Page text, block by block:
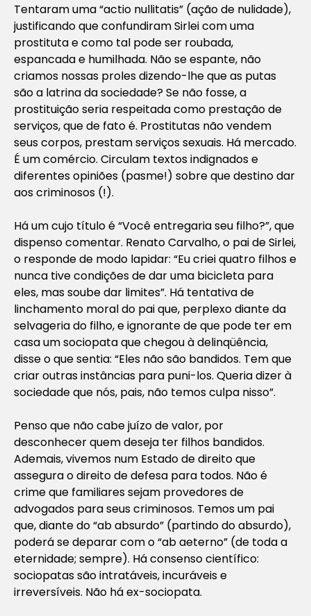
Tentaram uma “actio nullitatis” (ação de nulidade),
justificando que confundiram Sirlei com uma
prostituta e como tal pode ser roubada,
espancada e humilhada. Não se espante, não
criamos nossas proles dizendo-lhe que as putas
são a latrina da sociedade? Se não fosse, a
prostituição seria respeitada como prestação de
serviços, que de fato é. Prostitutas não vendem
seus corpos, prestam serviços sexuais. Há mercado.
É um comércio. Circulam textos indignados e
diferentes opiniões (pasme!) sobre que destino dar
aos criminosos (!).
Há um cujo título é “Você entregaria seu filho?”, que
dispenso comentar. Renato Carvalho, o pai de Sirlei,
o responde de modo lapidar: “Eu criei quatro filhos e
nunca tive condições de dar uma bicicleta para
eles, mas soube dar limites”. Há tentativa de
linchamento moral do pai que, perplexo diante da
selvageria do filho, e ignorante de que pode ter em
casa um sociopata que chegou à delinqüência,
disse o que sentia: “Eles não são bandidos. Tem que
criar outras instâncias para puni-los. Queria dizer à
sociedade que nós, pais, não temos culpa nisso”.
Penso que não cabe juízo de valor, por
desconhecer quem deseja ter filhos bandidos.
Ademais, vivemos num Estado de direito que
assegura o direito de defesa para todos. Não é
crime que familiares sejam provedores de
advogados para seus criminosos. Temos um pai
que, diante do “ab absurdo” (partindo do absurdo),
poderá se deparar com o “ab aeterno” (de toda a
eternidade; sempre). Há consenso científico:
sociopatas são intratáveis, incuráveis e
irreversíveis. Não há ex-sociopata.